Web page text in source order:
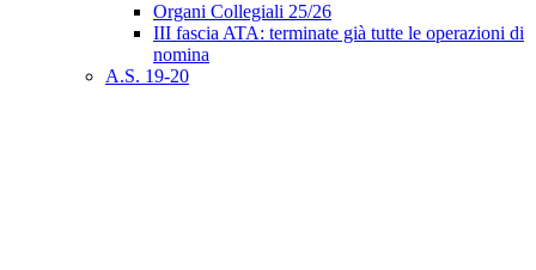
Organi Collegiali 25/26
III fascia ATA: terminate già tutte le operazioni di
nomina
A.S. 19-20